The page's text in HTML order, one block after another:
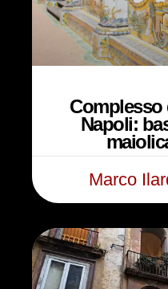
Complesso
Napoli:
Marco